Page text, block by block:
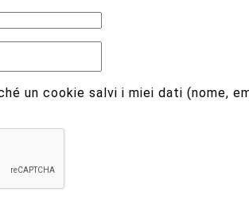
un cookie salvi i miei dati (nome,